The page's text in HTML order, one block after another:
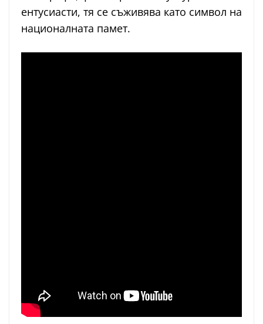
ентусиасти, тя се съживява като символ на
националната памет.